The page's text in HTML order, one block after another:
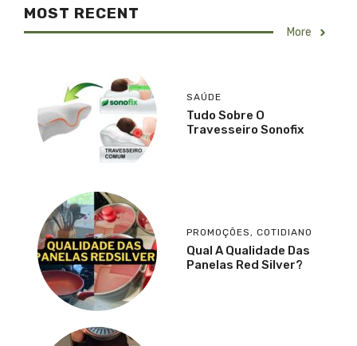
MOST RECENT
More
SAÚDE
Tudo Sobre O
Travesseiro Sonofix
PROMOÇÕES, COTIDIANO
Qual A Qualidade Das
Panelas Red Silver?